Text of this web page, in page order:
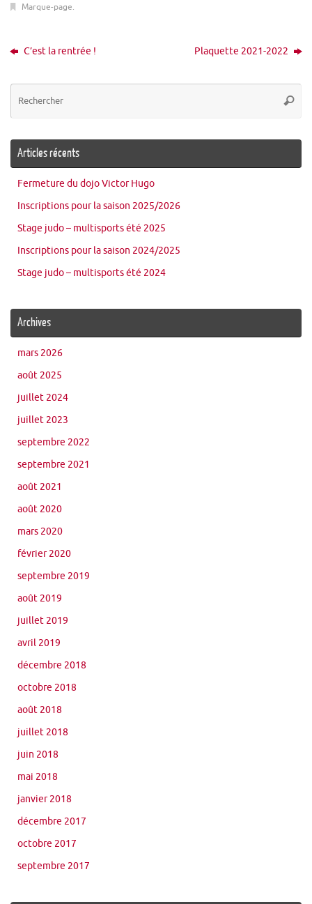
Marque-page.
C’est la rentrée ! Plaquette 2021-2022
Articles récents
Fermeture du dojo Victor Hugo
Inscriptions pour la saison 2025/2026
Stage judo – multisports été 2025
Inscriptions pour la saison 2024/2025
Stage judo – multisports été 2024
Archives
mars 2026
août 2025
juillet 2024
juillet 2023
septembre 2022
septembre 2021
août 2021
août 2020
mars 2020
février 2020
septembre 2019
août 2019
juillet 2019
avril 2019
décembre 2018
octobre 2018
août 2018
juillet 2018
juin 2018
mai 2018
janvier 2018
décembre 2017
octobre 2017
septembre 2017